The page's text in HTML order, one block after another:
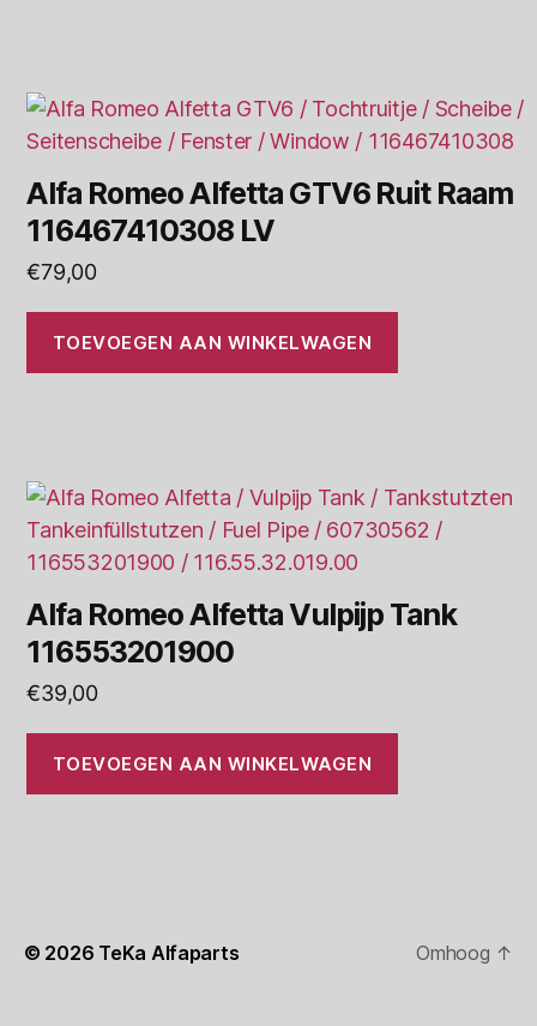
Alfa Romeo Alfetta GTV6 Ruit Raam
116467410308 LV
€79,00
TOEVOEGEN AAN WINKELWAGEN
Alfa Romeo Alfetta Vulpijp Tank
116553201900
€39,00
TOEVOEGEN AAN WINKELWAGEN
© 2026 TeKa Alfaparts Omhoog ↑